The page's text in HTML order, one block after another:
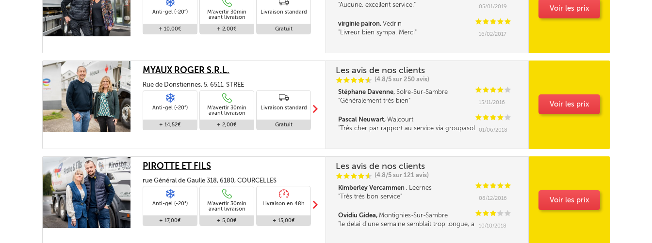
Anti-gel (-20°)
+ 10,00€
M'avertir 30min
avant livraison
+ 2,00€
Livraison standard
Gratuit
Aucune, excellent service.
05/01/2019
virginie pairon, Vedrin CCCCC
Livreur bien sympa. Merci
16/02/2017
Voir les prix
MYAUX ROGER S.R.L.
Rue de Donstiennes, 5, 6511, STREE
Anti-gel (-20°)
+ 14,52€
M'avertir 30min
avant livraison
+ 2,00€
Livraison standard
Gratuit
Gratuit
m
Les avis de nos clients
CCCCi
@ (4.8/5 sur 250 avis)
Stéphane Davenne, Solre-Sur-Sambre CCCC C
Généralement très bien
15/11/2016
Pascal Neuwart, Walcourt CCCC C
Très cher par rapport au service via groupasol.
la qualité du service mais chacun agit de la
même façon...
01/06/2018
Voir les prix
PIROTTE ET FILS
rue Général de Gaulle 318, 6180, COURCELLES
Anti-gel (-20°)
+ 17,00€
M'avertir 30min
avant livraison
+ 5,00€
Livraison en 48h
+ 15,00€
Livraison standard
Gratuit + 25,00€
m
Les avis de nos clients
CCCCi
@ (4.8/5 sur 121 avis)
Kimberley Vercammen , Leernes CCCCC
Très très bon service
08/12/2016
Ovidiu Gidea, Montignies-Sur-Sambre CCC C C
le delai d'une semaine semblait trop longue, a
10/10/2018
Voir les prix